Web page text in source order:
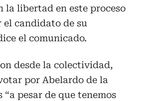
la libertad en este proceso
candidato de su
el comunicado.
desde la colectividad,
por Abelardo de la
“a pesar de que tenemos